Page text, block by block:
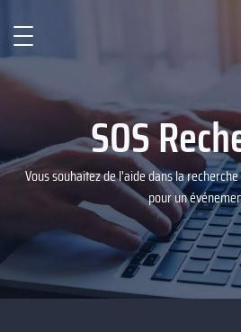
SOS
Vous souhaitez de l'aide dans la
pour un